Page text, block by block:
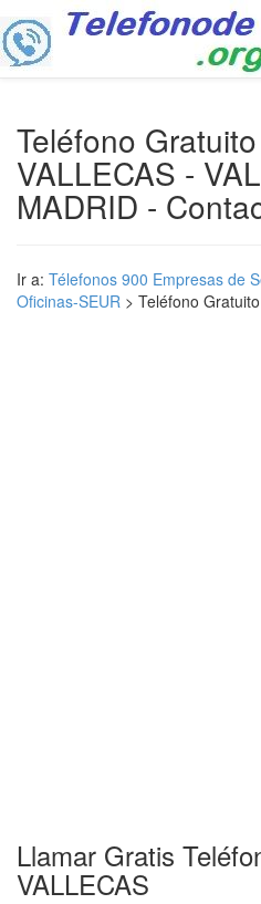
Teléfono
VALLECAS -
MADRID -
Ir a: Télefonos 900 Empresas de
Oficinas-SEUR > Teléfono
Llamar Gratis
VALLECAS